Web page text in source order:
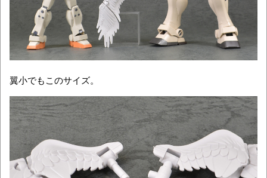
翼小でもこのサイズ。